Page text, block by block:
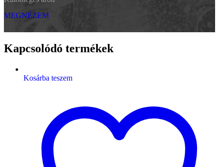
MEGNÉZEM
Kapcsolódó termékek
Kosárba teszem